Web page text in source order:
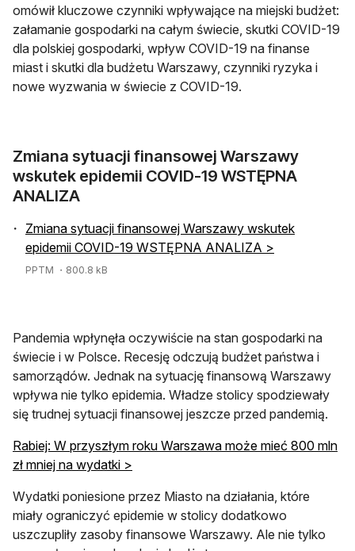
omówił kluczowe czynniki wpływające na miejski budżet:
załamanie gospodarki na całym świecie, skutki COVID-19
dla polskiej gospodarki, wpływ COVID-19 na finanse
miast i skutki dla budżetu Warszawy, czynniki ryzyka i
nowe wyzwania w świecie z COVID-19.
Zmiana sytuacji finansowej Warszawy
wskutek epidemii COVID-19 WSTĘPNA
ANALIZA
Zmiana sytuacji finansowej Warszawy wskutek
epidemii COVID-19 WSTĘPNA ANALIZA >
PPTM ・800.8 kB
Pandemia wpłynęła oczywiście na stan gospodarki na
świecie i w Polsce. Recesję odczują budżet państwa i
samorządów. Jednak na sytuację finansową Warszawy
wpływa nie tylko epidemia. Władze stolicy spodziewały
się trudnej sytuacji finansowej jeszcze przed pandemią.
Rabiej: W przyszłym roku Warszawa może mieć 800 mln
zł mniej na wydatki >
Wydatki poniesione przez Miasto na działania, które
miały ograniczyć epidemie w stolicy dodatkowo
uszczupliły zasoby finansowe Warszawy. Ale nie tylko